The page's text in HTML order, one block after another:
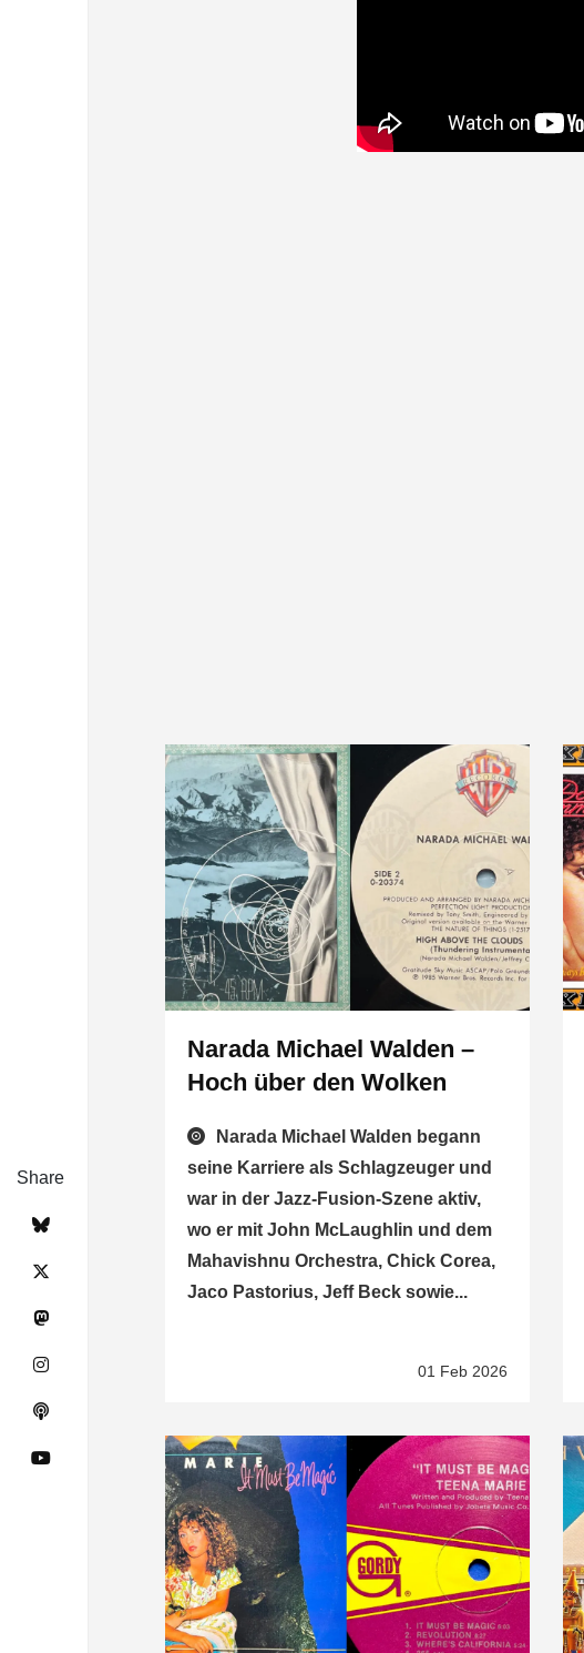
Share
Narada Michael Walden –
Hoch über den Wolken
Narada Michael Walden begann
seine Karriere als Schlagzeuger und
war in der Jazz-Fusion-Szene aktiv,
wo er mit John McLaughlin und dem
Mahavishnu Orchestra, Chick Corea,
Jaco Pastorius, Jeff Beck sowie...
01 Feb 2026